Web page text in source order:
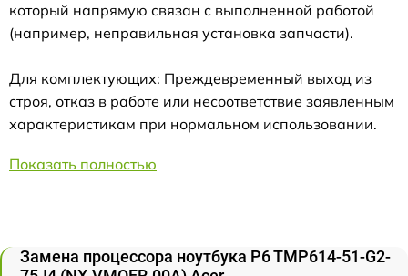
который напрямую связан с выполненной работой
(например, неправильная установка запчасти).
Для комплектующих: Преждевременный выход из
строя, отказ в работе или несоответствие заявленным
характеристикам при нормальном использовании.
Показать полностью
Замена процессора ноутбука P6 TMP614-51-G2-